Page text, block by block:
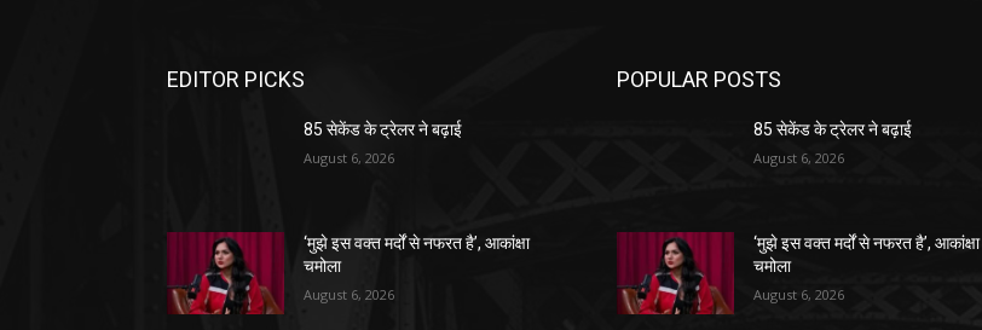
EDITOR PICKS
85 सेकेंड के ट्रेलर ने बढ़ाई
August 6, 2026
‘मुझे इस वक्त मर्दों से नफरत है’, आकांक्षा
चमोला
August 6, 2026
POPULAR POSTS
85 सेकेंड के ट्रेलर ने बढ़ाई
August 6, 2026
‘मुझे इस वक्त मर्दों से नफरत है’, आकांक्षा
चमोला
August 6, 2026